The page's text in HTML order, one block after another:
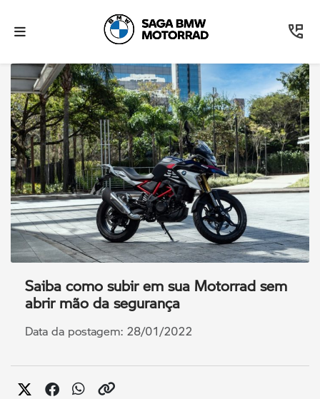
Saiba como subir em sua Motorrad sem
abrir mão da segurança
Data da postagem: 28/01/2022